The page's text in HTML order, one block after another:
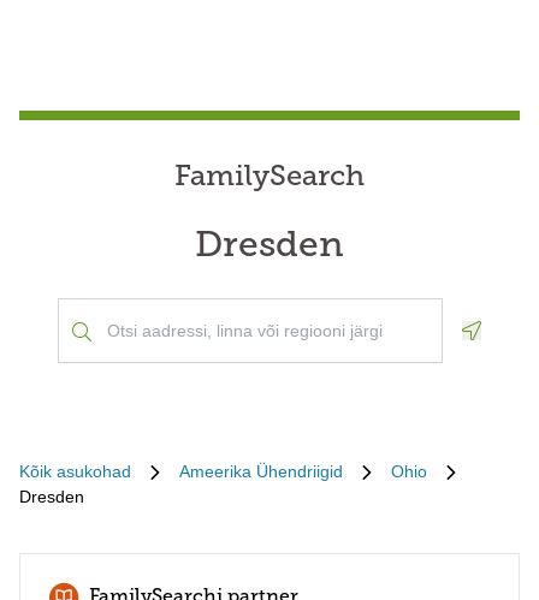
FamilySearch
Dresden
Kõik asukohad Ameerika Ühendriigid
Ohio
Dresden